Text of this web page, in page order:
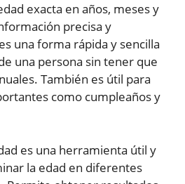
exacta en años, meses y
precisa y
una forma rápida y sencilla
una persona sin tener que
También es útil para
como cumpleaños y
es una herramienta útil y
la edad en diferentes